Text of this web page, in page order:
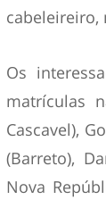
cabeleireiro,
Os
matrículas
Cascavel),
(Barreto),
Nova